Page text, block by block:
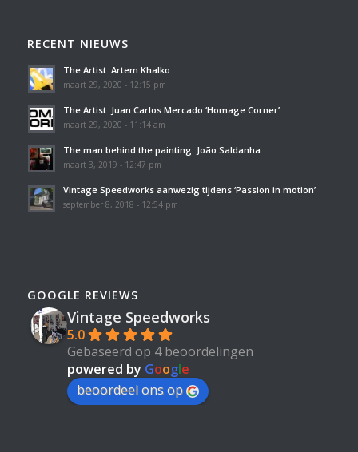
RECENT NIEUWS
The Artist: Artem Khalko
maart 29, 2020 - 12:15 pm
The Artist: Juan Carlos Mercado ‘Homage Corner’
maart 29, 2020 - 11:14 am
The man behind the painting: João Saldanha
maart 3, 2019 - 12:47 pm
Vintage Speedworks aanwezig tijdens ‘Passion in motion’
september 8, 2018 - 12:54 pm
GOOGLE REVIEWS
Vintage Speedworks
5.0
Gebaseerd op 4 beoordelingen
powered by Google
beoordeel ons op